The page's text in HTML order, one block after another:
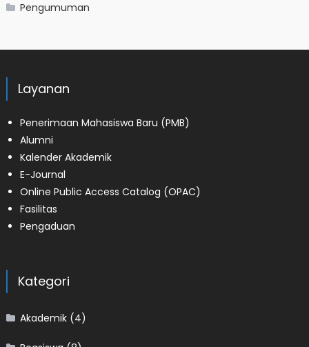
Pengumuman
Layanan
Penerimaan Mahasiswa Baru (PMB)
Alumni
Kalender Akademik
E-Journal
Online Public Access Catalog (OPAC)
Fasilitas
Pengaduan
Kategori
Akademik(4)